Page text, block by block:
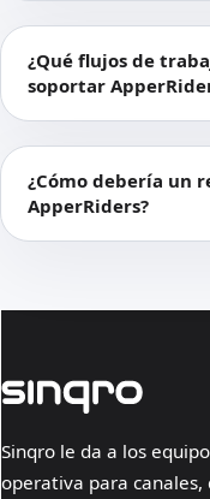
¿Qué flujos de
soportar
¿Cómo debería un
ApperRiders?
Sinqro le da a los
operativa para canales,